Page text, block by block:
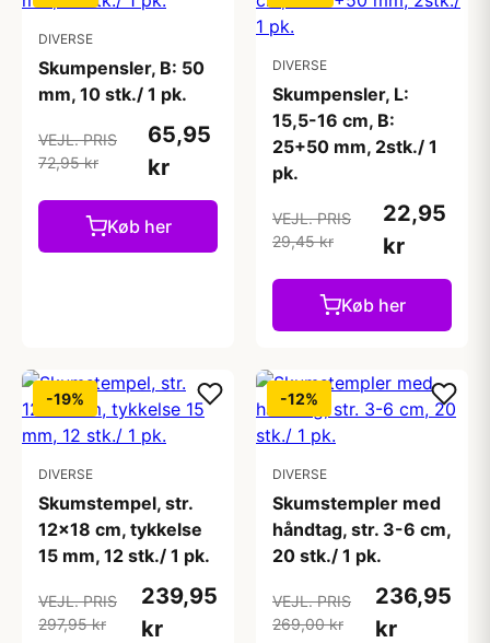
DIVERSE
Skumpensler, B: 50
mm, 10 stk./ 1 pk.
VEJL. PRIS
72,95 kr
65,95
kr
Køb her
DIVERSE
Skumpensler, L:
15,5-16 cm, B:
25+50 mm, 2stk./ 1
pk.
VEJL. PRIS
29,45 kr
22,95
kr
Køb her
-19%
DIVERSE
Skumstempel, str.
12x18 cm, tykkelse
15 mm, 12 stk./ 1 pk.
VEJL. PRIS
297,95 kr
239,95
kr
-12%
DIVERSE
Skumstempler med
håndtag, str. 3-6 cm,
20 stk./ 1 pk.
VEJL. PRIS
269,00 kr
236,95
kr